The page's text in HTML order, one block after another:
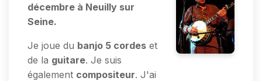
décembre à Neuilly sur
Seine.
Je joue du banjo 5 cordes et
de la guitare. Je suis
également compositeur. J'ai